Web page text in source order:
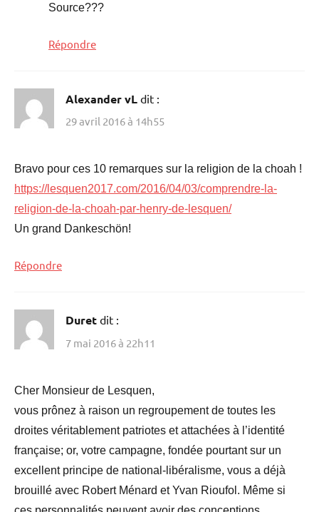
Source???
Répondre
Alexander vL dit :
29 avril 2016 à 14h55
Bravo pour ces 10 remarques sur la religion de la choah !
https://lesquen2017.com/2016/04/03/comprendre-la-
religion-de-la-choah-par-henry-de-lesquen/
Un grand Dankeschön!
Répondre
Duret dit :
7 mai 2016 à 22h11
Cher Monsieur de Lesquen,
vous prônez à raison un regroupement de toutes les
droites véritablement patriotes et attachées à l’identité
française; or, votre campagne, fondée pourtant sur un
excellent principe de national-libéralisme, vous a déjà
brouillé avec Robert Ménard et Yvan Rioufol. Même si